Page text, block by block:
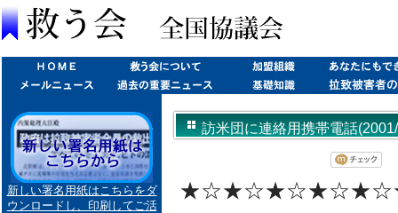
新しい署名用紙はこちらをダ
ウンロードし、印刷してご活
訪米団に連絡用携帯電話